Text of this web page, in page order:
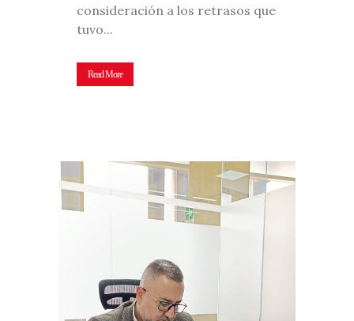
consideración a los retrasos que
tuvo...
Read More